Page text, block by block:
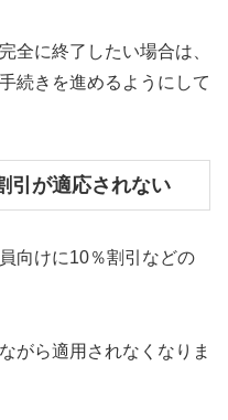
全に終了したい場合は、
続きを進めるようにして
引が適応されない
向けに10％割引などの
がら適用されなくなりま